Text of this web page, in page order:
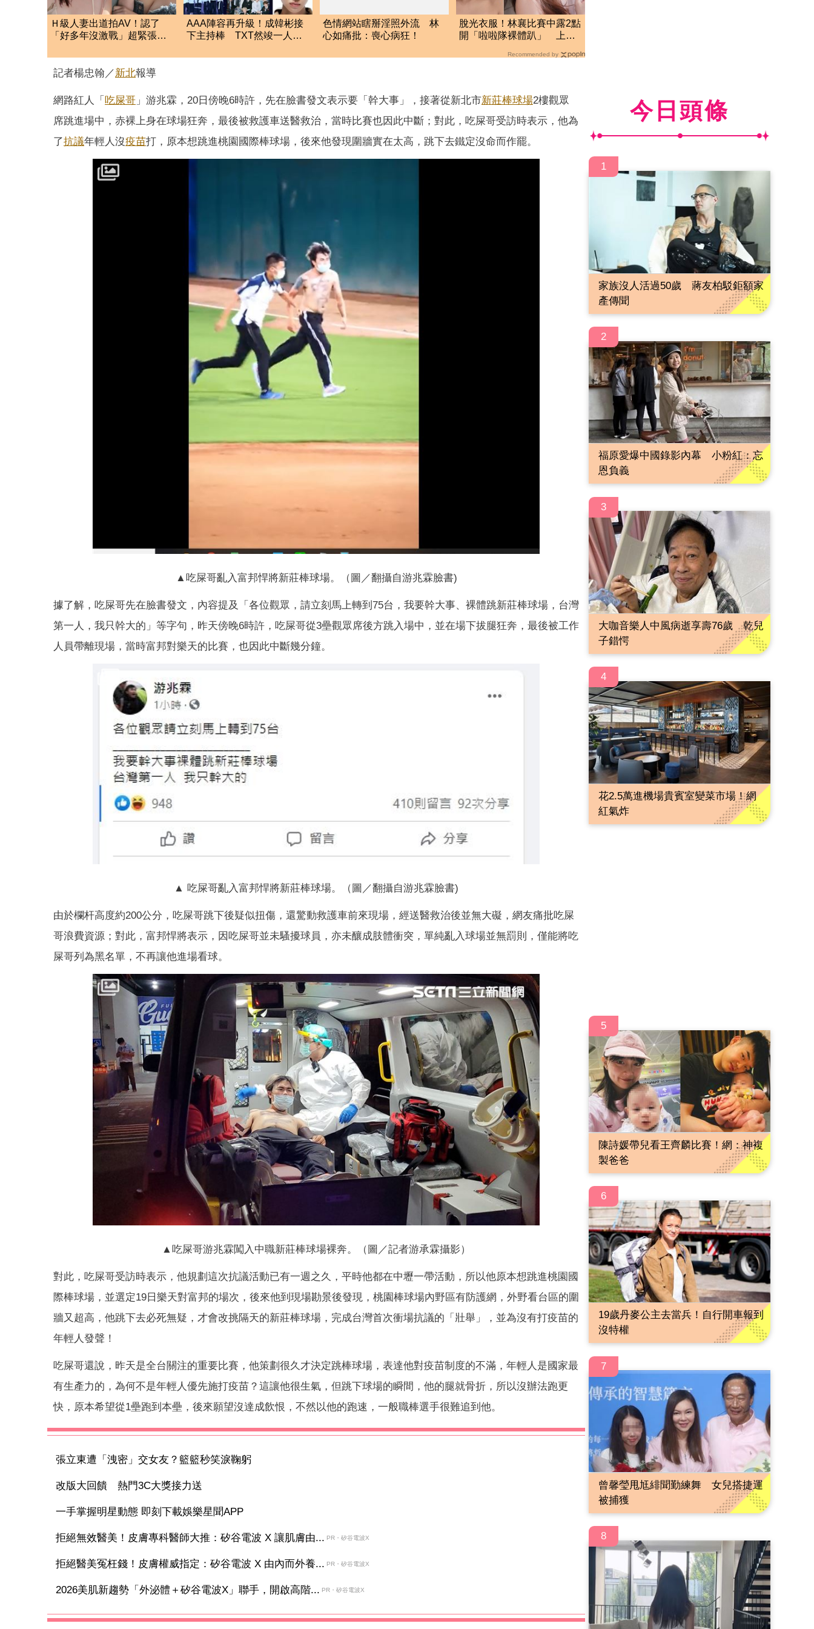
Ｈ級人妻出道拍AV！認了
「好多年沒激戰」超緊張
AAA陣容再升級！成韓彬接
下主持棒 TXT然竣一人分
色情網站瞎掰淫照外流 林
心如痛批：喪心病狂！
脫光衣服！林襄比賽中露2點
開「啦啦隊裸體趴」 上空
Recommended by
記者楊忠翰／新北報導
網路紅人「 吃屎哥 」游兆霖，20日傍晚6時許，先在臉書發文表示要「幹大事」，接著從新北市新莊棒球場2樓觀眾
席跳進場中，赤裸上身在球場狂奔，最後被救護車送醫救治，當時比賽也因此中斷；對此，吃屎哥受訪時表示，他為
了抗議年輕人沒疫苗打，原本想跳進桃園國際棒球場，後來他發現圍牆實在太高，跳下去鐵定沒命而作罷。
▲吃屎哥亂入富邦悍將新莊棒球場。（圖／翻攝自游兆霖臉書)
據了解，吃屎哥先在臉書發文，內容提及「各位觀眾，請立刻馬上轉到75台，我要幹大事、裸體跳新莊棒球場，台灣
第一人，我只幹大的」等字句，昨天傍晚6時許，吃屎哥從3壘觀眾席後方跳入場中，並在場下拔腿狂奔，最後被工作
人員帶離現場，當時富邦對樂天的比賽，也因此中斷幾分鐘。
▲ 吃屎哥亂入富邦悍將新莊棒球場。（圖／翻攝自游兆霖臉書)
由於欄杆高度約200公分，吃屎哥跳下後疑似扭傷，還驚動救護車前來現場，經送醫救治後並無大礙，網友痛批吃屎
哥浪費資源；對此，富邦悍將表示，因吃屎哥並未騷擾球員，亦未釀成肢體衝突，單純亂入球場並無罰則，僅能將吃
屎哥列為黑名單，不再讓他進場看球。
▲吃屎哥游兆霖闖入中職新莊棒球場裸奔。（圖／記者游承霖攝影）
對此，吃屎哥受訪時表示，他規劃這次抗議活動已有一週之久，平時他都在中壢一帶活動，所以他原本想跳進桃園國
際棒球場，並選定19日樂天對富邦的場次，後來他到現場勘景後發現，桃園棒球場內野區有防護網，外野看台區的圍
牆又超高，他跳下去必死無疑，才會改挑隔天的新莊棒球場，完成台灣首次衝場抗議的「壯舉」，並為沒有打疫苗的
年輕人發聲！
吃屎哥還說，昨天是全台關注的重要比賽，他策劃很久才決定跳棒球場，表達他對疫苗制度的不滿，年輕人是國家最
有生產力的，為何不是年輕人優先施打疫苗？這讓他很生氣，但跳下球場的瞬間，他的腿就骨折，所以沒辦法跑更
快，原本希望從1壘跑到本壘，後來願望沒達成飲恨，不然以他的跑速，一般職棒選手很難追到他。
張立東遭「洩密」交女友？籃籃秒笑淚鞠躬
改版大回饋 熱門3C大獎接力送
一手掌握明星動態 即刻下載娛樂星聞APP
拒絕無效醫美！皮膚專科醫師大推：矽谷電波 X 讓肌膚由... PR・矽谷電波X
拒絕醫美冤枉錢！皮膚權威指定：矽谷電波 X 由內而外養... PR・矽谷電波X
2026美肌新趨勢「外泌體＋矽谷電波X」聯手，開啟高階... PR・矽谷電波X
今日頭條
1
家族沒人活過50歲 蔣友柏駁鉅額家
產傳聞
2
福原愛爆中國錄影內幕 小粉紅：忘
恩負義
3
大咖音樂人中風病逝享壽76歲 乾兒
子錯愕
4
花2.5萬進機場貴賓室變菜市場！網
紅氣炸
5
陳詩媛帶兒看王齊麟比賽！網：神複
製爸爸
6
19歲丹麥公主去當兵！自行開車報到
沒特權
7
曾馨瑩甩尪緋聞勤練舞 女兒搭捷運
被捕獲
8